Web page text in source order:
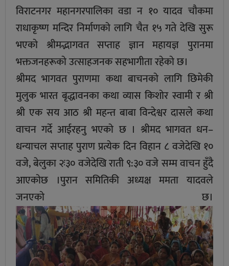
विराटनगर महानगरपालिका वडा न १० यादव चाैकमा
राधाकृष्ण मन्दिर निर्माणको लागि चैत १५ गते देखि सुरू
भएकाे श्रीमद्भागवत सप्ताह ज्ञान महायज्ञ पुरानमा
भक्तजनहरूकाे उत्साहजनक सहभागीता रहेकाे छ।
श्रीमद भागवत पुराणमा कथा बाचनकाे लागि छिमेकी
मुलुक भारत बृद्धावनका कथा व्यास किशोर स्वामी र श्री
श्री एक सय आठ श्री महन्त बाबा विन्देश्वर दासले कथा
वाचन गर्दे आईरहनु भएको छ । श्रीमद भागवत धन–
धन्याचल सप्ताह पुराण प्रत्येक दिन विहान ८ वजेदेखि १०
वजे, बेलुका २ः३० वजेदेखि राती ९:३० वजे सम्म वाचन हुँदै
आएकाेछ ।पुरान समितिकी अध्यक्ष ममता यादवले
जनएकाे छ।